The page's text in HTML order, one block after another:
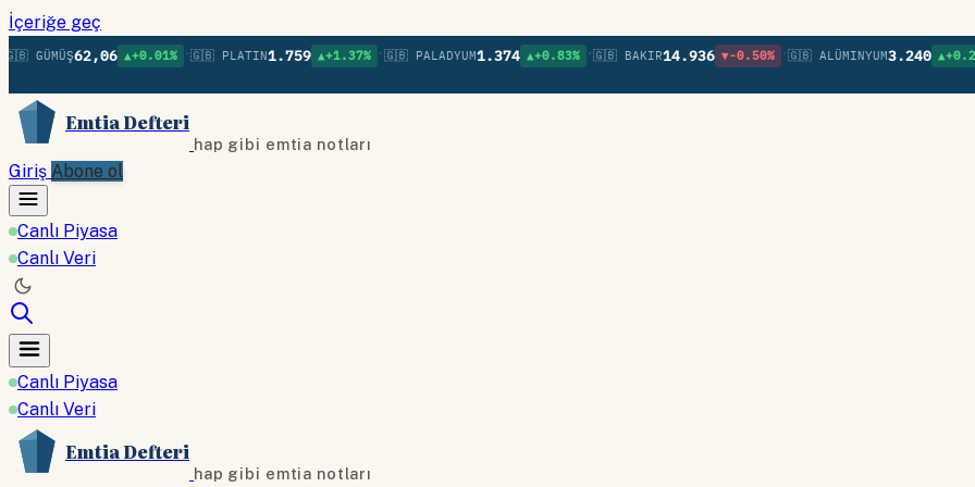
İçeriğe geç
62,06 ▲+0.01% •🇬🇧 PLATIN1.759 ▲+1.37% •🇬🇧 PALADYUM1.374 ▲+0.83% •🇬🇧 BAKIR14.936 ▼-0.50% •🇬🇧 ALÜMINYUM3.240 ▲+0.26%
Emtia Defteri
hap gibi emtia notları
Giriş Abone ol
Canlı Piyasa
Canlı Veri
Canlı Piyasa
Canlı Veri
Emtia Defteri
hap gibi emtia notları